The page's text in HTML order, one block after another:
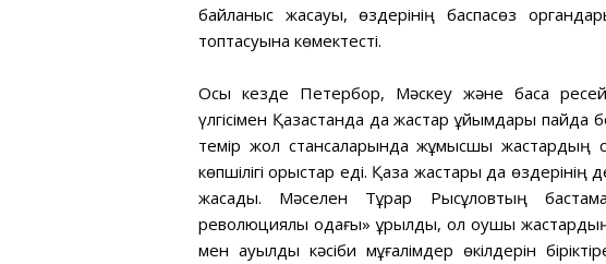
байланыс жасауы, өздерінің баспасөз
топтасуына көмектесті.
Осы кезде Петербор, Мәскеу және басқа
үлгісімен Қазақстанда да жастар ұйымдары пайда
темір жол стансаларында жұмысшы жастардың
көпшілігі орыстар еді. Қазақ жастары да
жасады. Мәселен Тұрар Рысқұловтың
революциялық одағы» құрылды, ол оқушы
мен ауылдық кәсіби мұғалімдер өкілдерін